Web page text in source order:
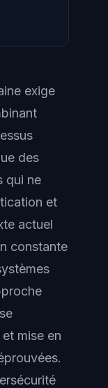
exige
des
qui ne
et
actuel
constante
mise en